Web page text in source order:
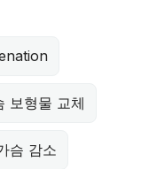
보형물 교체
슴 감소